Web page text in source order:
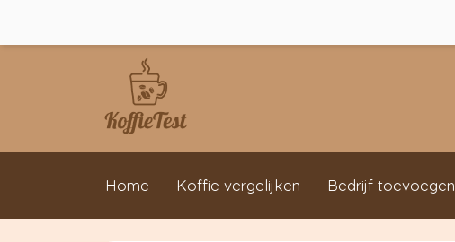
Home Koffie vergelijken Bedrijf toevoegen